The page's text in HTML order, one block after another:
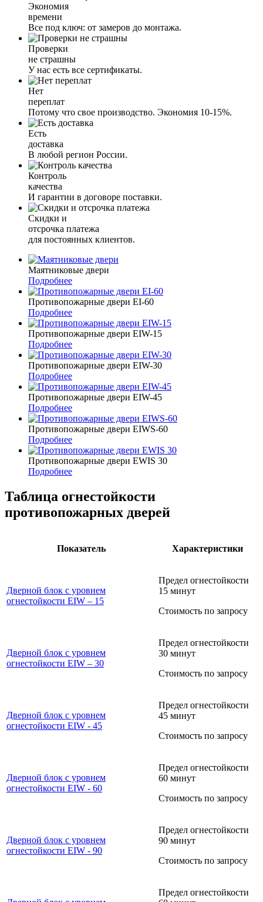
Экономия
времени
Все под ключ: от замеров до монтажа.
Проверки
не страшны
У нас есть все сертификаты.
Нет
переплат
Потому что свое производство. Экономия 10-15%.
Есть
доставка
В любой регион России.
Контроль
качества
И гарантии в договоре поставки.
Скидки и
отсрочка платежа
для постоянных клиентов.
Маятниковые двери
Подробнее
Противопожарные двери EI-60
Подробнее
Противопожарные двери EIW-15
Подробнее
Противопожарные двери EIW-30
Подробнее
Противопожарные двери EIW-45
Подробнее
Противопожарные двери EIWS-60
Подробнее
Противопожарные двери EWIS 30
Подробнее
Таблица огнестойкости
противопожарных дверей
Показатель Характеристики
Дверной блок с уровнем
огнестойкости EIW – 15
Предел огнестойкости
15 минут
Стоимость по запросу
Дверной блок с уровнем
огнестойкости EIW – 30
Предел огнестойкости
30 минут
Стоимость по запросу
Дверной блок с уровнем
огнестойкости EIW - 45
Предел огнестойкости
45 минут
Стоимость по запросу
Дверной блок с уровнем
огнестойкости EIW - 60
Предел огнестойкости
60 минут
Стоимость по запросу
Дверной блок с уровнем
огнестойкости EIW - 90
Предел огнестойкости
90 минут
Стоимость по запросу
Предел огнестойкости